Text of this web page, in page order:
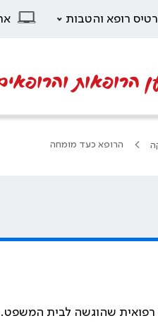
רופא והטבות
הרופאות
הרופא כעד מומחה
רפואית שהוגשה לבית המשפט.